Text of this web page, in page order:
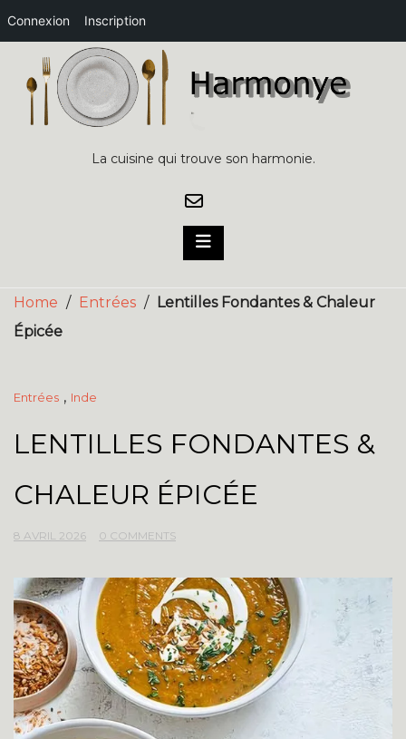
Connexion Inscription
content
La cuisine qui trouve son harmonie.
Home / Entrées /
Lentilles Fondantes & Chaleur
Épicée
Entrées , Inde
LENTILLES FONDANTES &
CHALEUR ÉPICÉE
8 AVRIL 2026 0 COMMENTS